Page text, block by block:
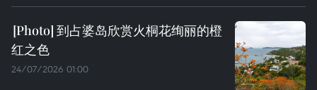
到占婆岛欣赏火桐花绚丽的橙
红之色
24/07/2026 01:00